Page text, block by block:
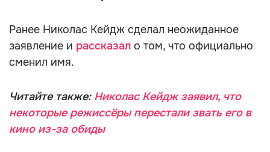
Ранее Николас Кейдж сделал неожиданное
заявление и рассказал о том, что официально
сменил имя.
Читайте также: Николас Кейдж заявил, что
некоторые режиссёры перестали звать его в
кино из-за обиды